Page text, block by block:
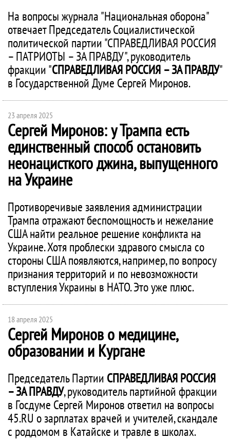
На вопросы журнала "Национальная оборона"
отвечает Председатель Социалистической
политической партии "СПРАВЕДЛИВАЯ РОССИЯ
– ПАТРИОТЫ – ЗА ПРАВДУ", руководитель
фракции "СПРАВЕДЛИВАЯ РОССИЯ – ЗА ПРАВДУ"
в Государственной Думе Сергей Миронов.
23 апреля 2025
Сергей Миронов: у Трампа есть
единственный способ остановить
неонацисткого джина, выпущенного
на Украине
Противоречивые заявления администрации
Трампа отражают беспомощность и нежелание
США найти реальное решение конфликта на
Украине. Хотя проблески здравого смысла со
стороны США появляются, например, по вопросу
признания территорий и по невозможности
вступления Украины в НАТО. Это уже плюс.
18 апреля 2025
Сергей Миронов о медицине,
образовании и Кургане
Председатель Партии СПРАВЕДЛИВАЯ РОССИЯ
– ЗА ПРАВДУ, руководитель партийной фракции
в Госдуме Сергей Миронов ответил на вопросы
45.RU о зарплатах врачей и учителей, скандале
с роддомом в Катайске и травле в школах.